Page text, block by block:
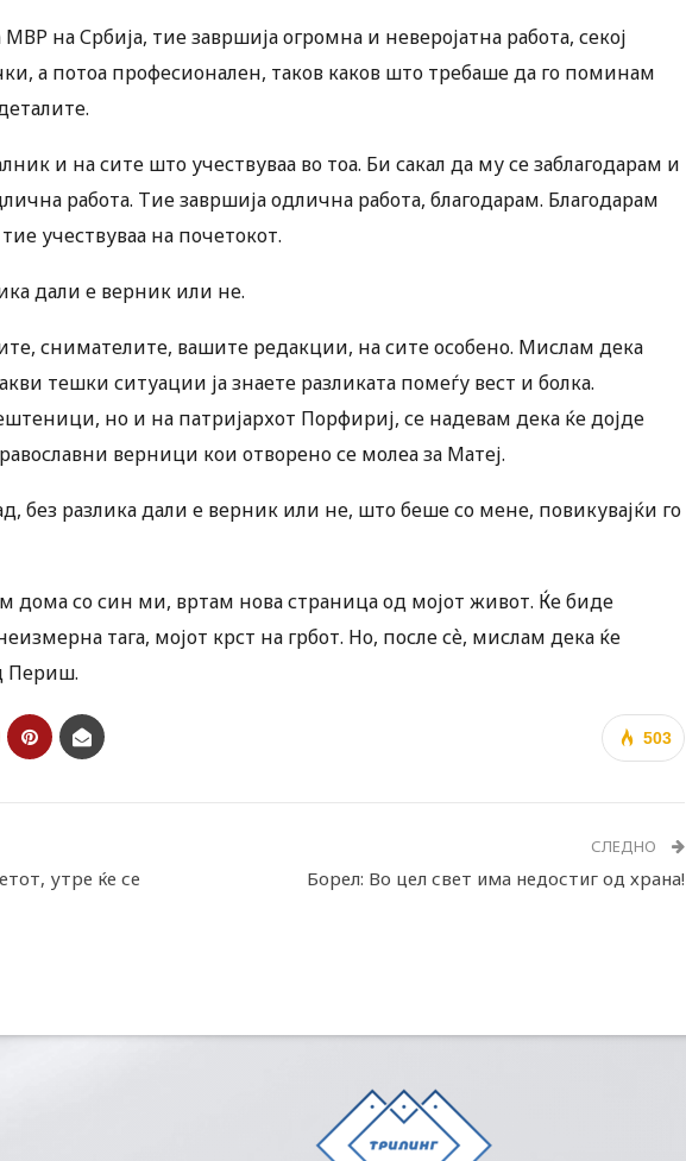
на Србија, тие завршија огромна и неверојатна работа, секој
а потоа професионален, таков каков што требаше да го поминам
и на сите што учествуваа во тоа. Би сакал да му се заблагодарам и
работа. Тие завршија одлична работа, благодарам. Благодарам
учествуваа на почетокот.
дали е верник или не.
снимателите, вашите редакции, на сите особено. Мислам дека
тешки ситуации ја знаете разликата помеѓу вест и болка.
но и на патријархот Порфириј, се надевам дека ќе дојде
верници кои отворено се молеа за Матеј.
без разлика дали е верник или не, што беше со мене, повикувајќи го
дома со син ми, вртам нова страница од мојот живот. Ќе биде
тага, мојот крст на грбот. Но, после сѐ, мислам дека ќе
Периш.
503
утре ќе се
СЛЕДНО
Борел: Во цел свет има недостиг од храна!